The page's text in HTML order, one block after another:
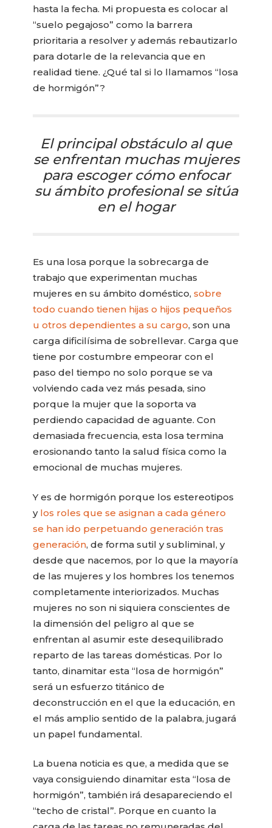
hasta la fecha. Mi propuesta es colocar al
“suelo pegajoso” como la barrera
prioritaria a resolver y además rebautizarlo
para dotarle de la relevancia que en
realidad tiene. ¿Qué tal si lo llamamos “losa
de hormigón”?
El principal obstáculo al que
se enfrentan muchas mujeres
para escoger cómo enfocar
su ámbito profesional se sitúa
en el hogar
Es una losa porque la sobrecarga de
trabajo que experimentan muchas
mujeres en su ámbito doméstico,sobre
todo cuando tienen hijas o hijos pequeños
u otros dependientes a su cargo, son una
carga dificilísima de sobrellevar. Carga que
tiene por costumbre empeorar con el
paso del tiempo no solo porque se va
volviendo cada vez más pesada, sino
porque la mujer que la soporta va
perdiendo capacidad de aguante. Con
demasiada frecuencia, esta losa termina
erosionando tanto la salud física como la
emocional de muchas mujeres.
Y es de hormigón porque los estereotipos
y los roles que se asignan a cada género
se han ido perpetuando generación tras
generación, de forma sutil y subliminal, y
desde que nacemos, por lo que la mayoría
de las mujeres y los hombres los tenemos
completamente interiorizados. Muchas
mujeres no son ni siquiera conscientes de
la dimensión del peligro al que se
enfrentan al asumir este desequilibrado
reparto de las tareas domésticas. Por lo
tanto, dinamitar esta “losa de hormigón”
será un esfuerzo titánico de
deconstrucción en el que la educación, en
el más amplio sentido de la palabra, jugará
un papel fundamental.
La buena noticia es que, a medida que se
vaya consiguiendo dinamitar esta “losa de
hormigón”, también irá desapareciendo el
“techo de cristal”. Porque en cuanto la